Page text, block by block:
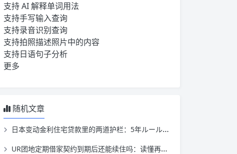
支持 AI 解释单词用法
支持手写输入查询
支持录音识别查询
支持拍照描述照片中的内容
支持日语句子分析
更多
随机文章
日本变动金利住宅贷款里的两道护栏：5年ルール和125%ルール
UR团地定期借家契约到期后还能续住吗：读懂再契约这件事